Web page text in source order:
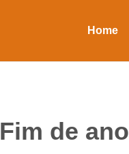
Home
Fim de ano